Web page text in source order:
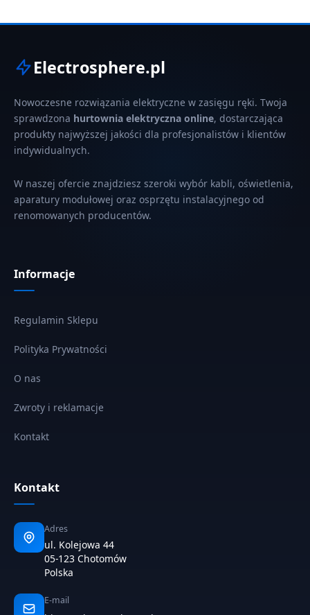
Electrosphere.pl
Nowoczesne rozwiązania elektryczne w zasięgu ręki. Twoja
sprawdzona hurtownia elektryczna online, dostarczająca
produkty najwyższej jakości dla profesjonalistów i klientów
indywidualnych.
W naszej ofercie znajdziesz szeroki wybór kabli, oświetlenia,
aparatury modułowej oraz osprzętu instalacyjnego od
renomowanych producentów.
Informacje
Regulamin Sklepu
Polityka Prywatności
O nas
Zwroty i reklamacje
Kontakt
Kontakt
Adres
ul. Kolejowa 44
05-123 Chotomów
Polska
E-mail